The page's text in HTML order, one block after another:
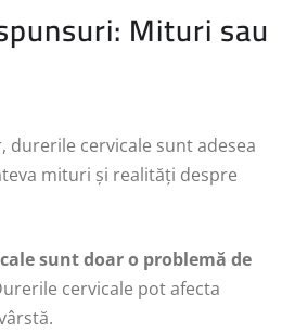
Mituri sau
durerile cervicale sunt adesea
mituri și realități despre
sunt doar o problemă de
cervicale pot afecta